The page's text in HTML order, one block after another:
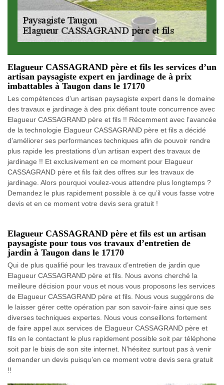
Elagueur CASSAGRAND père et fils les services d’un
artisan paysagiste expert en jardinage de à prix
imbattables à Taugon dans le 17170
Les compétences d’un artisan paysagiste expert dans le domaine
des travaux e jardinage à des prix défiant toute concurrence avec
Elagueur CASSAGRAND père et fils !! Récemment avec l’avancée
de la technologie Elagueur CASSAGRAND père et fils a décidé
d’améliorer ses performances techniques afin de pouvoir rendre
plus rapide les prestations d’un artisan expert des travaux de
jardinage !! Et exclusivement en ce moment pour Elagueur
CASSAGRAND père et fils fait des offres sur les travaux de
jardinage. Alors pourquoi voulez-vous attendre plus longtemps ?
Demandez le plus rapidement possible à ce qu’il vous fasse votre
devis et en ce moment votre devis sera gratuit !
Elagueur CASSAGRAND père et fils est un artisan
paysagiste pour tous vos travaux d’entretien de
jardin à Taugon dans le 17170
Qui de plus qualifié pour les travaux d’entretien de jardin que
Elagueur CASSAGRAND père et fils. Nous avons cherché la
meilleure décision pour vous et nous vous proposons les services
de Elagueur CASSAGRAND père et fils. Nous vous suggérons de
le laisser gérer cette opération par son savoir-faire ainsi que ses
diverses techniques expertes. Nous vous conseillons fortement
de faire appel aux services de Elagueur CASSAGRAND père et
fils en le contactant le plus rapidement possible soit par téléphone
soit par le biais de son site internet. N’hésitez surtout pas à venir
demander un devis puisqu’en ce moment votre devis sera gratuit
!!